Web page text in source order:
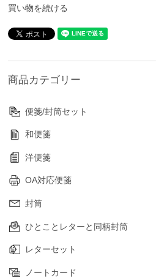
買い物を続ける
商品カテゴリー
便箋/封筒セット
和便箋
洋便箋
OA対応便箋
封筒
ひとことレターと同柄封筒
レターセット
ノートカード